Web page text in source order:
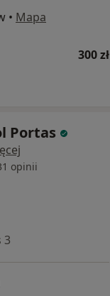
• Mapa
300 zł
Portas
opinii
3